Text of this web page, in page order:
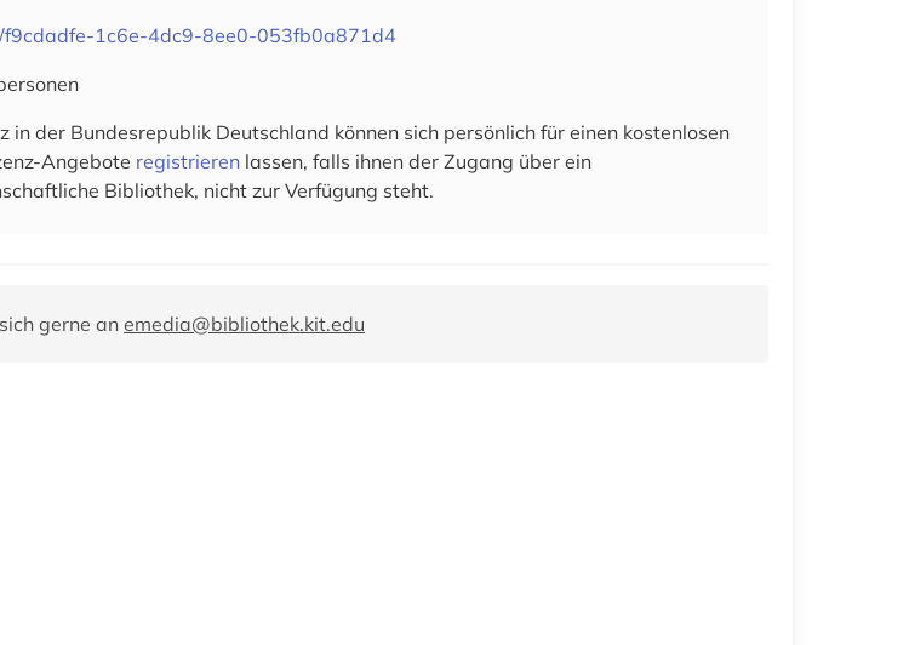
f9cdadfe-1c6e-4dc9-8ee0-053fb0a871d4
der Bundesrepublik Deutschland können sich persönlich für einen kostenlosen
Angebote registrieren lassen, falls ihnen der Zugang über ein
Bibliothek, nicht zur Verfügung steht.
gerne an emedia@bibliothek.kit.edu